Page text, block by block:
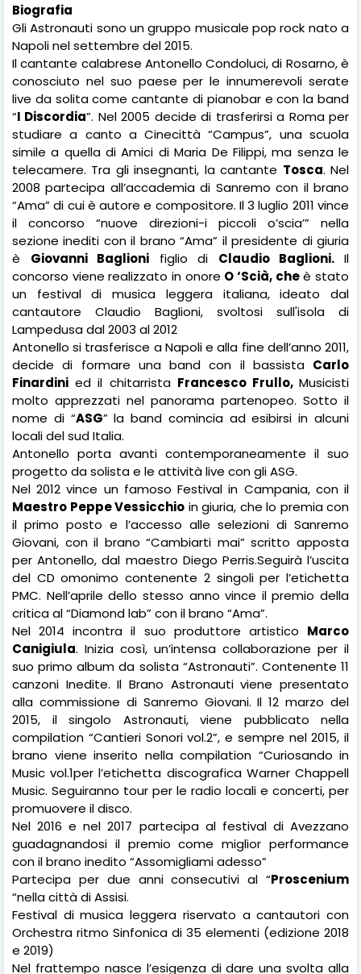
Biografia
Gli Astronauti sono un gruppo musicale pop rock nato a
Napoli nel settembre del 2015.
Il cantante calabrese Antonello Condoluci, di Rosarno, è
conosciuto nel suo paese per le innumerevoli serate
live da solita come cantante di pianobar e con la band
“I Discordia”. Nel 2005 decide di trasferirsi a Roma per
studiare a canto a Cinecittà “Campus”, una scuola
simile a quella di Amici di Maria De Filippi, ma senza le
telecamere. Tra gli insegnanti, la cantante Tosca. Nel
2008 partecipa all’accademia di Sanremo con il brano
“Ama” di cui è autore e compositore. Il 3 luglio 2011 vince
il concorso “nuove direzioni-i piccoli o’scia’” nella
sezione inediti con il brano “Ama” il presidente di giuria
è Giovanni Baglioni figlio di Claudio Baglioni.Il
concorso viene realizzato in onore O ‘Scià, cheè stato
un festival di musica leggera italiana, ideato dal
cantautore Claudio Baglioni, svoltosi sull'isola di
Lampedusa dal 2003 al 2012
Antonello si trasferisce a Napoli e alla fine dell’anno 2011,
decide di formare una band con il bassista Carlo
Finardini ed il chitarrista Francesco Frullo,Musicisti
molto apprezzati nel panorama partenopeo. Sotto il
nome di “ASG” la band comincia ad esibirsi in alcuni
locali del sud Italia.
Antonello porta avanti contemporaneamente il suo
progetto da solista e le attività live con gli ASG.
Nel 2012 vince un famoso Festival in Campania, con il
Maestro Peppe Vessicchio in giuria, che lo premia con
il primo posto e l’accesso alle selezioni di Sanremo
Giovani, con il brano “Cambiarti mai” scritto apposta
per Antonello, dal maestro Diego Perris.Seguirà l’uscita
del CD omonimo contenente 2 singoli per l’etichetta
PMC. Nell’aprile dello stesso anno vince il premio della
critica al “Diamond lab” con il brano “Ama”.
Nel 2014 incontra il suo produttore artistico Marco
Canigiula. Inizia così, un’intensa collaborazione per il
suo primo album da solista “Astronauti”. Contenente 11
canzoni Inedite. Il Brano Astronauti viene presentato
alla commissione di Sanremo Giovani. Il 12 marzo del
2015, il singolo Astronauti, viene pubblicato nella
compilation “Cantieri Sonori vol.2”, e sempre nel 2015, il
brano viene inserito nella compilation “Curiosando in
Music vol.1per l’etichetta discografica Warner Chappell
Music. Seguiranno tour per le radio locali e concerti, per
promuovere il disco.
Nel 2016 e nel 2017 partecipa al festival di Avezzano
guadagnandosi il premio come miglior performance
con il brano inedito “Assomigliami adesso”
Partecipa per due anni consecutivi al “Proscenium
“nella città di Assisi.
Festival di musica leggera riservato a cantautori con
Orchestra ritmo Sinfonica di 35 elementi (edizione 2018
e 2019)
Nel frattempo nasce l’esigenza di dare una svolta alla